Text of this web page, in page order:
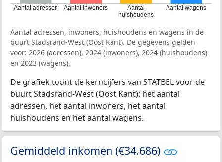
Aantal adressen Aantal inwoners
Aantal
huishoudens
Aantal wagens
Aantal adressen, inwoners, huishoudens en wagens in de
buurt Stadsrand-West (Oost Kant). De gegevens gelden
voor: 2026 (adressen), 2024 (inwoners), 2024 (huishoudens)
en 2023 (wagens).
De grafiek toont de kerncijfers van STATBEL voor de
buurt Stadsrand-West (Oost Kant): het aantal
adressen, het aantal inwoners, het aantal
huishoudens en het aantal wagens.
Gemiddeld inkomen (€34.686)